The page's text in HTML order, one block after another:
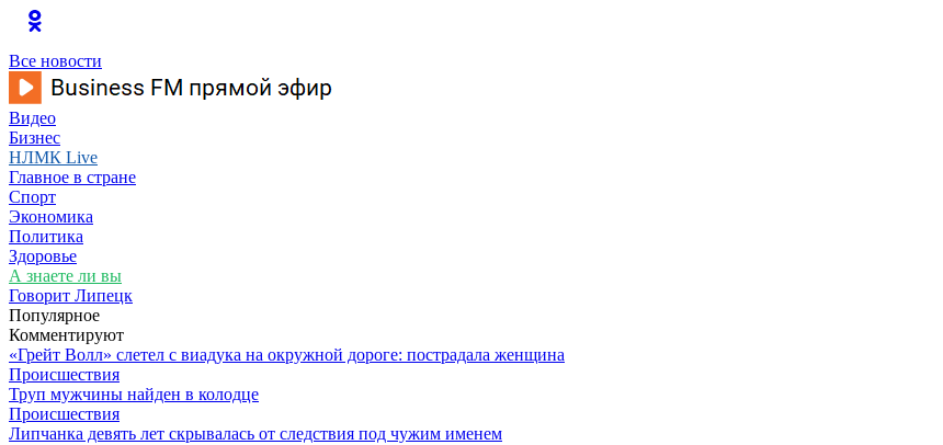
Все новости
Видео
Бизнес
НЛМК Live
Главное в стране
Спорт
Экономика
Политика
Здоровье
А знаете ли вы
Говорит Липецк
Популярное
Комментируют
«Грейт Волл» слетел с виадука на окружной дороге: пострадала женщина
Происшествия
Труп мужчины найден в колодце
Происшествия
Липчанка девять лет скрывалась от следствия под чужим именем